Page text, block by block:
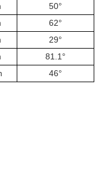
50°
62°
29°
81.1°
46°